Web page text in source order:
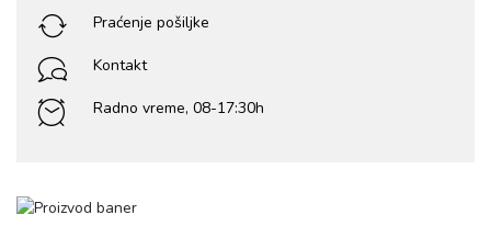
Praćenje pošiljke
Kontakt
Radno vreme, 08-17:30h